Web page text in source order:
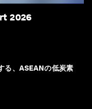
2026
る、ASEANの低炭素